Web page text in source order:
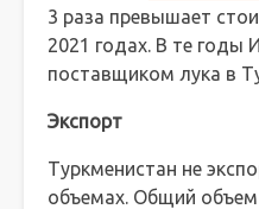
3 раза превышает
2021 годах. В те годы
поставщиком лука в
Экспорт
Туркменистан не
объемах. Общий объем